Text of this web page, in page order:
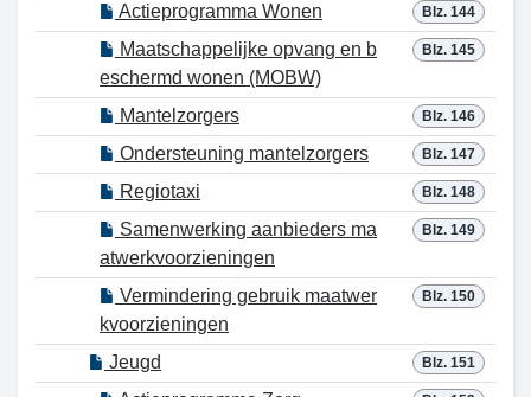
Blz. 144
Actieprogramma Wonen
Blz. 145
Maatschappelijke opvang en b
eschermd wonen (MOBW)
Blz. 146
Mantelzorgers
Blz. 147
Ondersteuning mantelzorgers
Blz. 148
Regiotaxi
Blz. 149
Samenwerking aanbieders ma
atwerkvoorzieningen
Blz. 150
Vermindering gebruik maatwer
kvoorzieningen
Blz. 151
Jeugd